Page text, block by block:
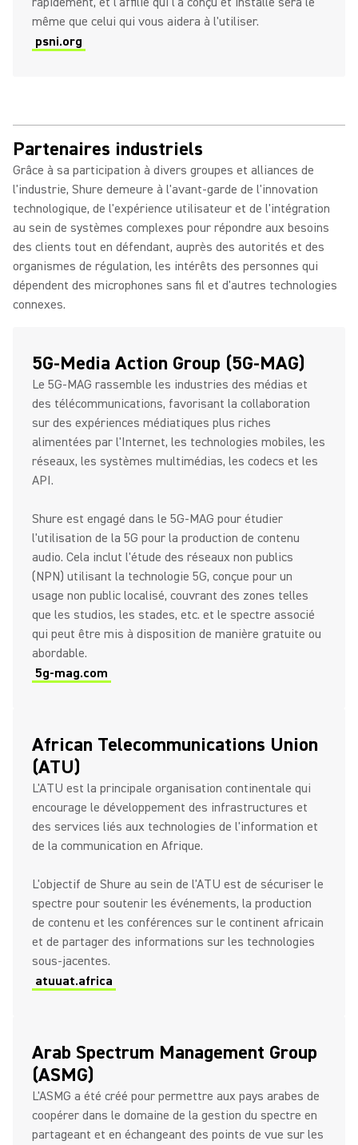
même que celui qui vous aidera à l'utiliser.
psni.org
Partenaires industriels
Grâce à sa participation à divers groupes et alliances de
l'industrie, Shure demeure à l'avant-garde de l'innovation
technologique, de l'expérience utilisateur et de l'intégration
au sein de systèmes complexes pour répondre aux besoins
des clients tout en défendant, auprès des autorités et des
organismes de régulation, les intérêts des personnes qui
dépendent des microphones sans fil et d'autres technologies
connexes.
5G-Media Action Group (5G-MAG)
Le 5G-MAG rassemble les industries des médias et
des télécommunications, favorisant la collaboration
sur des expériences médiatiques plus riches
alimentées par l'Internet, les technologies mobiles, les
réseaux, les systèmes multimédias, les codecs et les
API.
Shure est engagé dans le 5G-MAG pour étudier
l'utilisation de la 5G pour la production de contenu
audio. Cela inclut l'étude des réseaux non publics
(NPN) utilisant la technologie 5G, conçue pour un
usage non public localisé, couvrant des zones telles
que les studios, les stades, etc. et le spectre associé
qui peut être mis à disposition de manière gratuite ou
abordable.
5g-mag.com
African Telecommunications Union
(ATU)
L'ATU est la principale organisation continentale qui
encourage le développement des infrastructures et
des services liés aux technologies de l'information et
de la communication en Afrique.
L'objectif de Shure au sein de l'ATU est de sécuriser le
spectre pour soutenir les événements, la production
de contenu et les conférences sur le continent africain
et de partager des informations sur les technologies
sous-jacentes.
atuuat.africa
Arab Spectrum Management Group
(ASMG)
L'ASMG a été créé pour permettre aux pays arabes de
coopérer dans le domaine de la gestion du spectre en
partageant et en échangeant des points de vue sur les